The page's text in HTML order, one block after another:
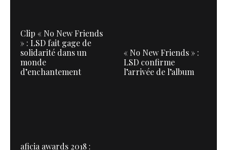
Clip « No New Friends
» : LSD fait gage de
solidarité dans un
monde
d’enchantement
« No New Friends » :
LSD confirme
l’arrivée de l’album
aficia awards 2018 :